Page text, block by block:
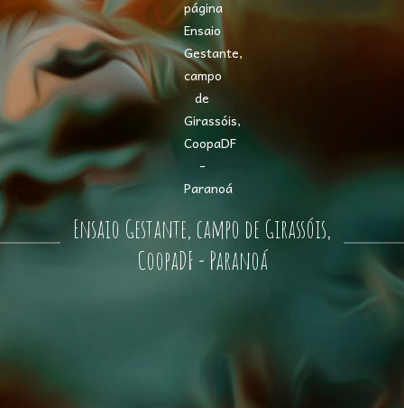
Ensaio Gestante, campo de Girassóis,
CoopaDF - Paranoá